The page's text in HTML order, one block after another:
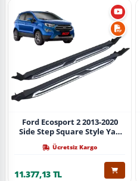
Ford Ecosport 2 2013-2020
Side Step Square Style Yan
Ücretsiz Kargo
11.377,13 TL